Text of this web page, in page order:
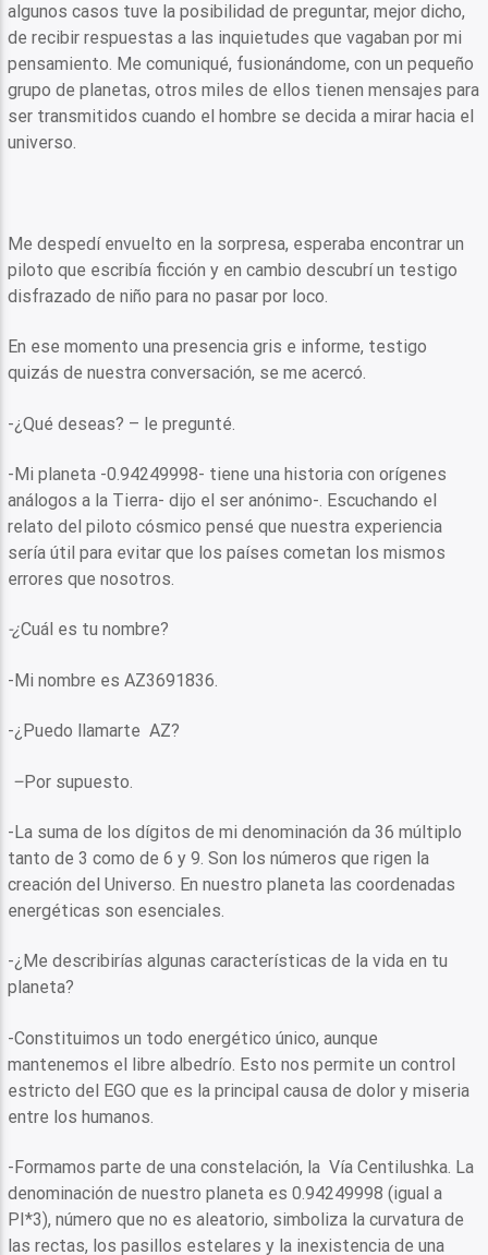
algunos casos tuve la posibilidad de preguntar, mejor dicho,
de recibir respuestas a las inquietudes que vagaban por mi
pensamiento. Me comuniqué, fusionándome, con un pequeño
grupo de planetas, otros miles de ellos tienen mensajes para
ser transmitidos cuando el hombre se decida a mirar hacia el
universo.
Me despedí envuelto en la sorpresa, esperaba encontrar un
piloto que escribía ficción y en cambio descubrí un testigo
disfrazado de niño para no pasar por loco.
En ese momento una presencia gris e informe, testigo
quizás de nuestra conversación, se me acercó.
-¿Qué deseas? – le pregunté.
-Mi planeta -0.94249998- tiene una historia con orígenes
análogos a la Tierra- dijo el ser anónimo-. Escuchando el
relato del piloto cósmico pensé que nuestra experiencia
sería útil para evitar que los países cometan los mismos
errores que nosotros.
-¿Cuál es tu nombre?
-Mi nombre es AZ3691836.
-¿Puedo llamarte AZ?
–Por supuesto.
-La suma de los dígitos de mi denominación da 36 múltiplo
tanto de 3 como de 6 y 9. Son los números que rigen la
creación del Universo. En nuestro planeta las coordenadas
energéticas son esenciales.
-¿Me describirías algunas características de la vida en tu
planeta?
-Constituimos un todo energético único, aunque
mantenemos el libre albedrío. Esto nos permite un control
estricto del EGO que es la principal causa de dolor y miseria
entre los humanos.
-Formamos parte de una constelación, la Vía Centilushka. La
denominación de nuestro planeta es 0.94249998 (igual a
PI*3), número que no es aleatorio, simboliza la curvatura de
las rectas, los pasillos estelares y la inexistencia de una